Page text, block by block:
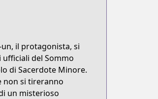
il protagonista, si
del Sommo
di Sacerdote Minore.
non si tireranno
un misterioso